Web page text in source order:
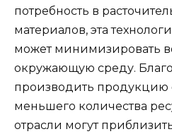
потребность в
материалов, эта
может минимизировать
окружающую среду.
производить продукцию
меньшего количества
отрасли могут